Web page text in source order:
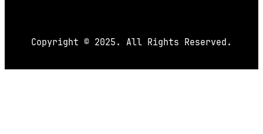
Copyright © 2025. All Rights Reserved.